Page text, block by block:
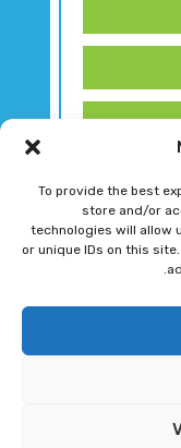
To provide the best
store and/or
technologies will allow
or unique IDs on this